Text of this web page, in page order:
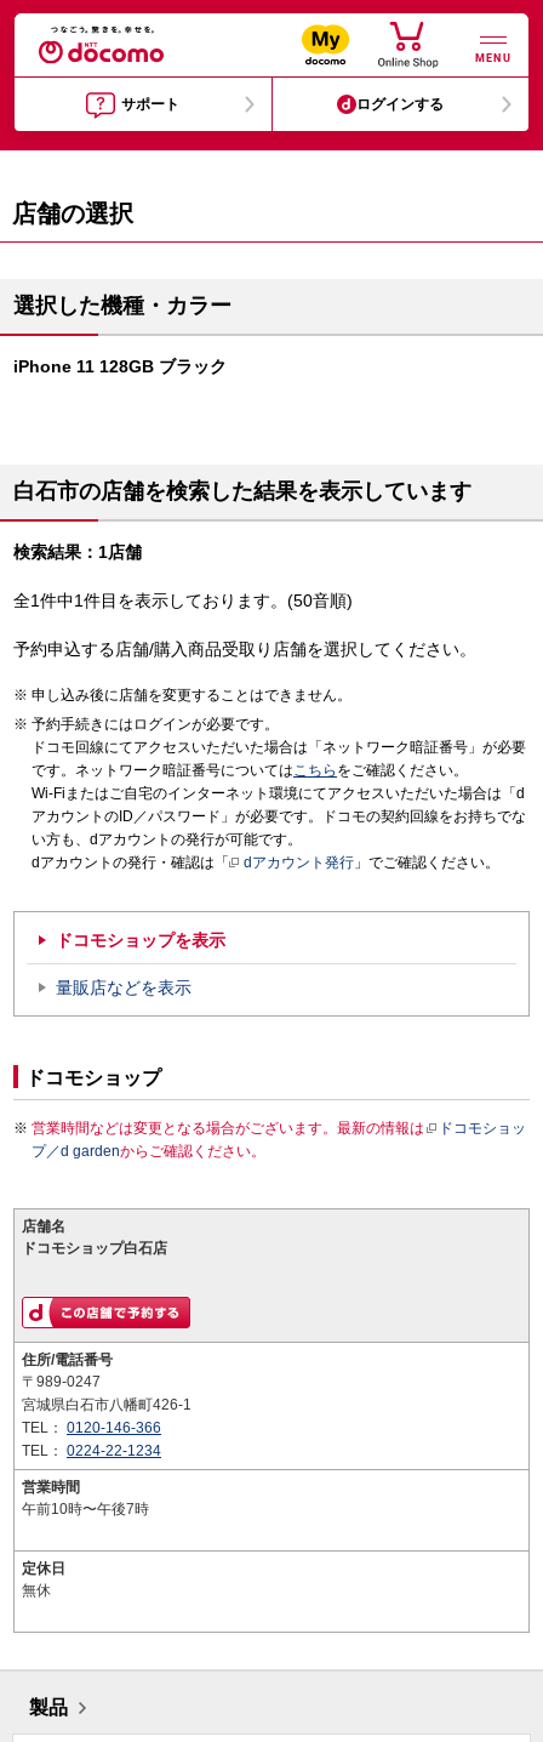
MENU
サポート ログインする
店舗の選択
選択した機種・カラー
iPhone 11 128GB ブラック
白石市の店舗を検索した結果を表示しています
検索結果：1店舗
全1件中1件目を表示しております。(50音順)
予約申込する店舗/購入商品受取り店舗を選択してください。
申し込み後に店舗を変更することはできません。
予約手続きにはログインが必要です。
ドコモ回線にてアクセスいただいた場合は「ネットワーク暗証番号」が必要
です。ネットワーク暗証番号についてはこちら をご確認ください。
Wi-Fiまたはご自宅のインターネット環境にてアクセスいただいた場合は「d
アカウントのID／パスワード」が必要です。ドコモの契約回線をお持ちでな
い方も、dアカウントの発行が可能です。
dアカウントの発行・確認は「
dアカウント発行 」でご確認ください。
ドコモショップを表示
量販店などを表示
ドコモショップ
営業時間などは変更となる場合がございます。最新の情報は
ドコモショッ
プ／d gardenからご確認ください。
店舗名
ドコモショップ白石店
住所/電話番号
〒989-0247
宮城県白石市八幡町426-1
TEL： 0120-146-366
TEL： 0224-22-1234
営業時間
午前10時〜午後7時
定休日
無休
製品